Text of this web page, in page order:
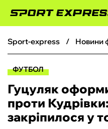
ФУТБОЛ
БОКС
sport-express
ФУТБОЛ
Гуцуляк
проти
закріпилося у